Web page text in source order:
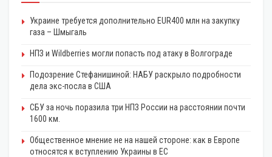
Украине требуется дополнительно EUR400 млн на закупку
газа – Шмыгаль
НПЗ и Wildberries могли попасть под атаку в Волгограде
Подозрение Стефанишиной: НАБУ раскрыло подробности
дела экс-посла в США
СБУ за ночь поразила три НПЗ России на расстоянии почти
1600 км.
Общественное мнение не на нашей стороне: как в Европе
относятся к вступлению Украины в ЕС